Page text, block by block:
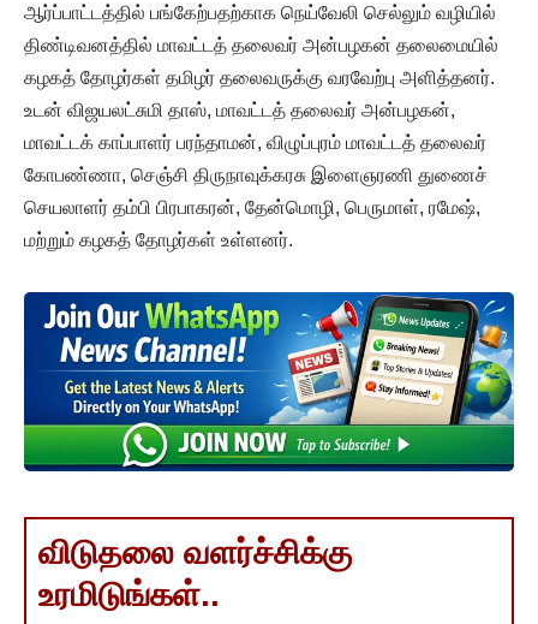
ஆர்ப்பாட்டத்தில் பங்கேற்பதற்காக நெய்வேலி செல்லும் வழியில்
திண்டிவனத்தில் மாவட்டத் தலைவர் அன்பழகன் தலைமையில்
கழகத் தோழர்கள் தமிழர் தலைவருக்கு வரவேற்பு அளித்தனர்.
உடன் விஜயலட்சுமி தாஸ், மாவட்டத் தலைவர் அன்பழகன்,
மாவட்டக் காப்பாளர் பரந்தாமன், விழுப்புரம் மாவட்டத் தலைவர்
கோபண்ணா, செஞ்சி திருநாவுக்கரசு இளைஞரணி துணைச்
செயலாளர் தம்பி பிரபாகரன், தேன்மொழி, பெருமாள், ரமேஷ்,
மற்றும் கழகத் தோழர்கள் உள்ளனர்.
விடுதலை வளர்ச்சிக்கு
உரமிடுங்கள்..